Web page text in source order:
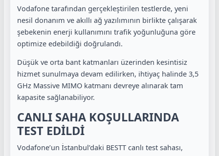
Vodafone tarafından gerçekleştirilen testlerde, yeni
nesil donanım ve akıllı ağ yazılımının birlikte çalışarak
şebekenin enerji kullanımını trafik yoğunluğuna göre
optimize edebildiği doğrulandı.
Düşük ve orta bant katmanları üzerinden kesintisiz
hizmet sunulmaya devam edilirken, ihtiyaç halinde 3,5
GHz Massive MIMO katmanı devreye alınarak tam
kapasite sağlanabiliyor.
CANLI SAHA KOŞULLARINDA
TEST EDİLDİ
Vodafone’un İstanbul’daki BESTT canlı test sahası,